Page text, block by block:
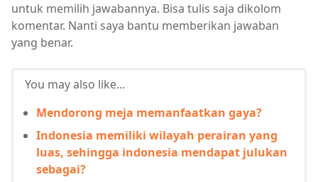
untuk memilih jawabannya. Bisa tulis saja dikolom
komentar. Nanti saya bantu memberikan jawaban
yang benar.
You may also like...
Mendorong meja memanfaatkan gaya?
Indonesia memiliki wilayah perairan yang
luas, sehingga indonesia mendapat julukan
sebagai?